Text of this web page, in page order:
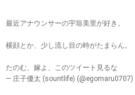
最近アナウンサーの宇垣美里が好き。
横顔とか、少し流し目の時がたまらん。
たのむ、嫁よ、このツイート見るな
— 庄子優太 (sountlife) (@egomaru0707)